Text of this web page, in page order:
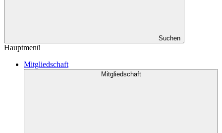
Suchen
Hauptmenü
Mitgliedschaft
Mitgliedschaft